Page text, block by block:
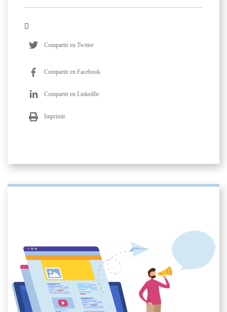
Compartir en Twitter
Compartir en Facebook
Compartir en LinkedIn
Imprimir